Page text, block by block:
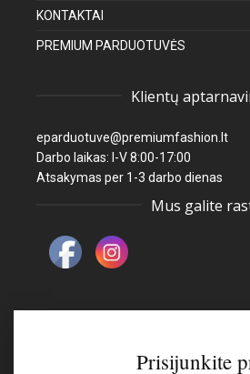
KONTAKTAI
PREMIUM PARDUOTUVĖS
Klientų
eparduotuve@premiumfashion.lt
Darbo laikas: I-V 8:00-17:00
Atsakymas per 1-3 darbo dienas
Mus galite
Naujienlaiškis
Prisijunkite